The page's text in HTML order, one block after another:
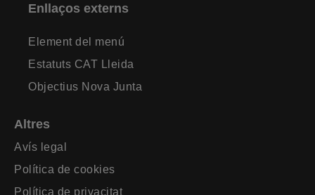
Enllaços externs
Element del menú
Estatuts CAT Lleida
Objectius Nova Junta
Altres
Avís legal
Política de cookies
Política de privacitat